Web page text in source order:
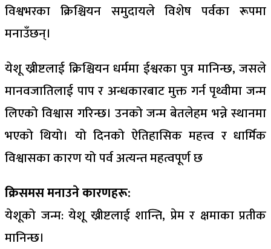
विश्वभरका क्रिश्चियन समुदायले विशेष पर्वका रूपमा
मनाउँछन्।
येशू ख्रीष्टलाई क्रिश्चियन धर्ममा ईश्वरका पुत्र मानिन्छ, जसले
मानवजातिलाई पाप र अन्धकारबाट मुक्त गर्न पृथ्वीमा जन्म
लिएको विश्वास गरिन्छ। उनको जन्म बेतलेहम भन्ने स्थानमा
भएको थियो। यो दिनको ऐतिहासिक महत्त्व र धार्मिक
विश्वासका कारण यो पर्व अत्यन्त महत्वपूर्ण छ
क्रिसमस मनाउने कारणहरू:
येशूको जन्म: येशू ख्रीष्टलाई शान्ति, प्रेम र क्षमाका प्रतीक
मानिन्छ।